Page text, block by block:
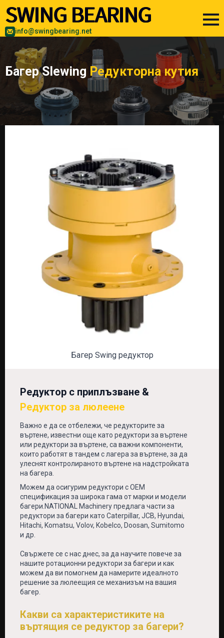
info@swingbearing.net
Багер Slewing Редукторна кутия
Багер Swing редуктор
Редуктор с приплъзване &
Редуктор за люлеене
Важно е да се отбележи, че редукторите за
въртене, известни още като редуктори за въртене
или редуктори за въртене, са важни компоненти,
които работят в тандем с лагера за въртене, за да
улеснят контролираното въртене на надстройката
на багера.
Можем да осигурим редуктори с OEM
спецификация за широка гама от марки и модели
багери.NATIONAL Machinery предлага части за
редуктори за багери като Caterpillar, JCB, Hyundai,
Hitachi, Komatsu, Volov, Kobelco, Doosan, Sumitomo
и др.
Свържете се с нас днес, за да научите повече за
нашите ротационни редуктори за багери и как
можем да ви помогнем да намерите идеалното
решение за люлеещия се механизъм на вашия
багер.
Какви са характеристиките на
въртящия се редуктор за багери?